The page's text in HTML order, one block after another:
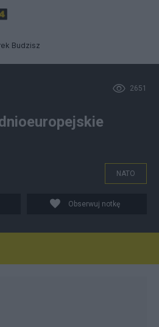
Budzisz
2651
NATO
Obserwuj notkę